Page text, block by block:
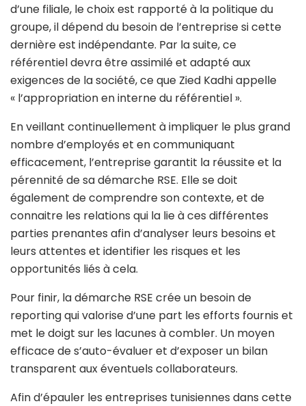
d’une filiale, le choix est rapporté à la politique du
groupe, il dépend du besoin de l’entreprise si cette
dernière est indépendante. Par la suite, ce
référentiel devra être assimilé et adapté aux
exigences de la société, ce que Zied Kadhi appelle
« l’appropriation en interne du référentiel ».
En veillant continuellement à impliquer le plus grand
nombre d’employés et en communiquant
efficacement, l’entreprise garantit la réussite et la
pérennité de sa démarche RSE. Elle se doit
également de comprendre son contexte, et de
connaitre les relations qui la lie à ces différentes
parties prenantes afin d’analyser leurs besoins et
leurs attentes et identifier les risques et les
opportunités liés à cela.
Pour finir, la démarche RSE crée un besoin de
reporting qui valorise d’une part les efforts fournis et
met le doigt sur les lacunes à combler. Un moyen
efficace de s’auto-évaluer et d’exposer un bilan
transparent aux éventuels collaborateurs.
Afin d’épauler les entreprises tunisiennes dans cette